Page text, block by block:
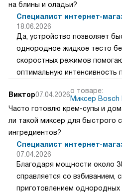
на блины и оладьи?
Специалист интернет-
18.06.2026
Да, устройство позволяет
однородное жидкое тесто
скоростных режимов
оптимальную интенсивность
Виктор07.04.2026о товаре:
Миксер Bosch
Часто готовлю крем-супы и
ли такой миксер для быстрого
ингредиентов?
Специалист интернет-
07.04.2026
Благодаря мощности около
справляется со взбиванием,
приготовлением однородных